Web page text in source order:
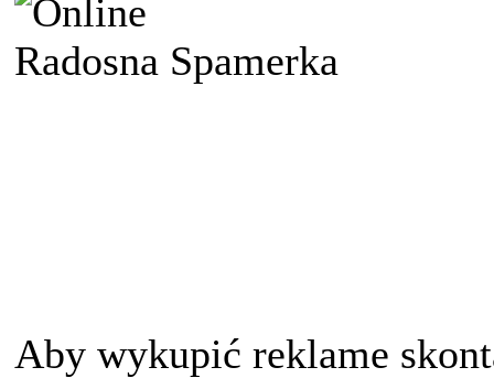
Radosna Spamerka
Aby wykupić reklame